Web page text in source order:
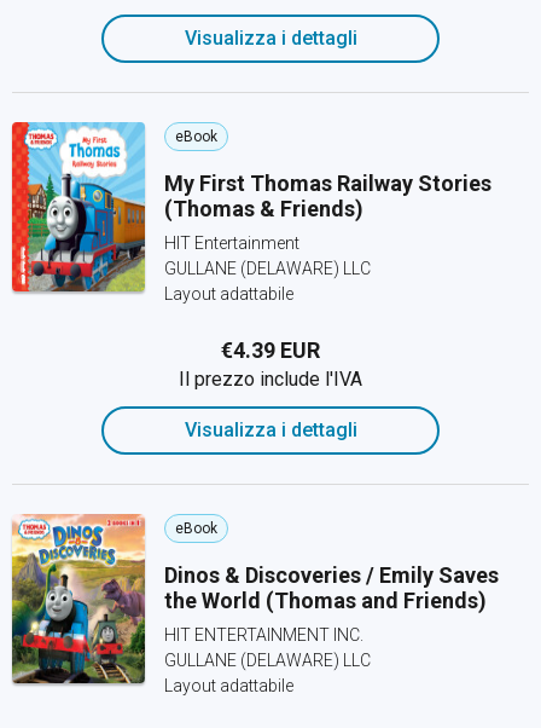
Visualizza i dettagli
eBook
My First Thomas Railway Stories
(Thomas & Friends)
HIT Entertainment
GULLANE (DELAWARE) LLC
Layout adattabile
€4.39 EUR
Il prezzo include l'IVA
Visualizza i dettagli
eBook
Dinos & Discoveries / Emily Saves
the World (Thomas and Friends)
HIT ENTERTAINMENT INC.
GULLANE (DELAWARE) LLC
Layout adattabile